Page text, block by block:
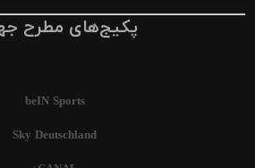
پکیج‌های مطرح
beIN Sports
Sky Deutschland